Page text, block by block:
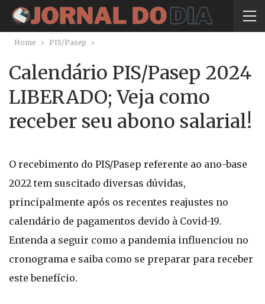
Home PIS/Pasep
Calendário PIS/Pasep 2024
LIBERADO; Veja como
receber seu abono salarial!
O recebimento do PIS/Pasep referente ao ano-base
2022 tem suscitado diversas dúvidas,
principalmente após os recentes reajustes no
calendário de pagamentos devido à Covid-19.
Entenda a seguir como a pandemia influenciou no
cronograma e saiba como se preparar para receber
este benefício.